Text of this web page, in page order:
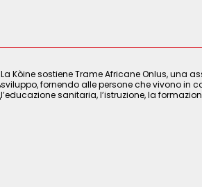
La Kòine sostiene Trame Africane Onlus, una
sviluppo, fornendo alle persone che vivono in
l’educazione sanitaria, l’istruzione, la